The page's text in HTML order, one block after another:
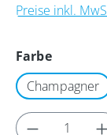
Preise inkl.
Farbe
Champagner
Produkt